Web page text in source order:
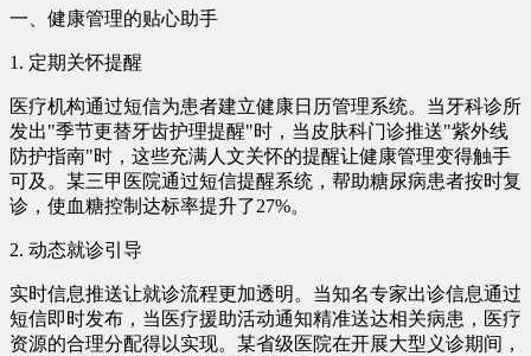
一、健康管理的贴心助手
1. 定期关怀提醒
医疗机构通过短信为患者建立健康日历管理系统。当牙科诊所
发出"季节更替牙齿护理提醒"时，当皮肤科门诊推送"紫外线
防护指南"时，这些充满人文关怀的提醒让健康管理变得触手
可及。某三甲医院通过短信提醒系统，帮助糖尿病患者按时复
诊，使血糖控制达标率提升了27%。
2. 动态就诊引导
实时信息推送让就诊流程更加透明。当知名专家出诊信息通过
短信即时发布，当医疗援助活动通知精准送达相关病患，医疗
资源的合理分配得以实现。某省级医院在开展大型义诊期间，